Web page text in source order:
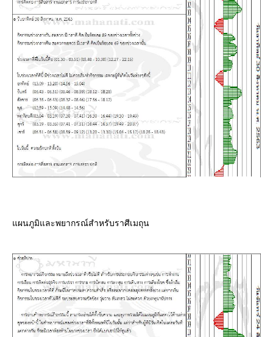
ผนภูมิและพยากรณ์สำหรับราศีเมถุน